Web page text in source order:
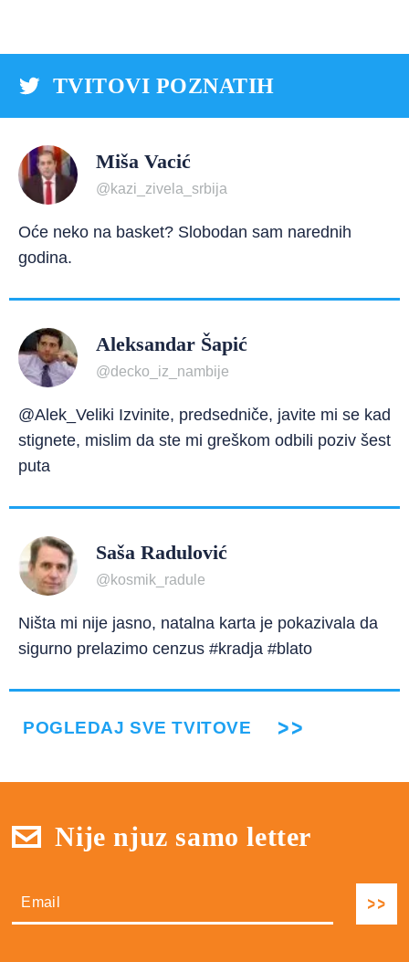
TVITOVI POZNATIH
Miša Vacić
@kazi_zivela_srbija
Oće neko na basket? Slobodan sam narednih
godina.
Aleksandar Šapić
@decko_iz_nambije
@Alek_Veliki Izvinite, predsedniče, javite mi se kad
stignete, mislim da ste mi greškom odbili poziv šest
puta
Saša Radulović
@kosmik_radule
Ništa mi nije jasno, natalna karta je pokazivala da
sigurno prelazimo cenzus #kradja #blato
POGLEDAJ SVE TVITOVE
Nije njuz samo letter